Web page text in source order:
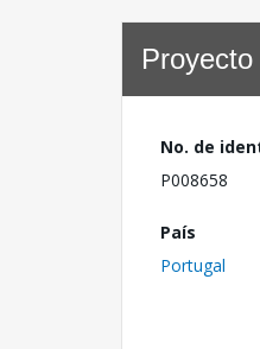
No. de
P008658
País
Portugal